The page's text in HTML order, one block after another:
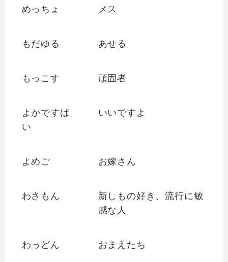
めっちょ メス
もだゆる あせる
もっこす 頑固者
よかですば
い
いいですよ
よめご お嫁さん
わさもん
新しもの好き、流行に敏
感な人
わっどん おまえたち